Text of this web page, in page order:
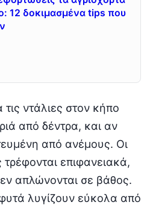
12 δοκιμασμένα tips που
τις ντάλιες στον κήπο
από δέντρα, και αν
από ανέμους. Οι
τρέφονται επιφανειακά,
απλώνονται σε βάθος.
λυγίζουν εύκολα από